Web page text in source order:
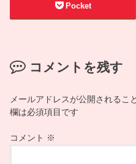
Pocket
コメントを残す
メールアドレスが公開されるこ
欄は必須項目です
コメント ※